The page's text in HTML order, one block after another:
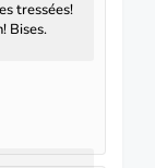
tressées!
Bises.